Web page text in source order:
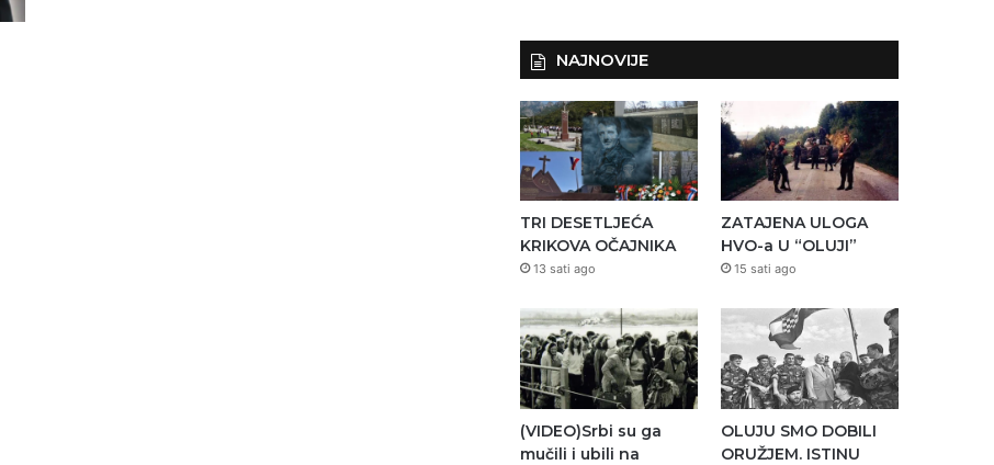
NAJNOVIJE
TRI DESETLJEĆA
KRIKOVA OČAJNIKA
13 sati ago
ZATAJENA ULOGA
HVO-a U “OLUJI”
15 sati ago
(VIDEO)Srbi su ga
mučili i ubili na
OLUJU SMO DOBILI
ORUŽJEM. ISTINU